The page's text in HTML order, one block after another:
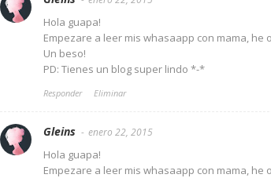
Hola guapa!
Empezare a leer mis whasaapp con mama, he
Un beso!
PD: Tienes un blog super lindo *-*
Responder Eliminar
Gleins enero 22, 2015
Hola guapa!
Empezare a leer mis whasaapp con mama, he